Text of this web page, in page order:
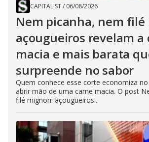
CAPITALIST/ 06/08/2026
Nem picanha, nem filé
açougueiros revelam a
macia e mais barata
surpreende no sabor
Quem conhece esse corte economiza
abrir mão de uma carne macia. O post
filé mignon: açougueiros...